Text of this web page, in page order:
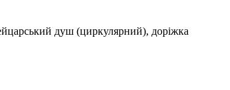
душ (циркулярний), доріжка